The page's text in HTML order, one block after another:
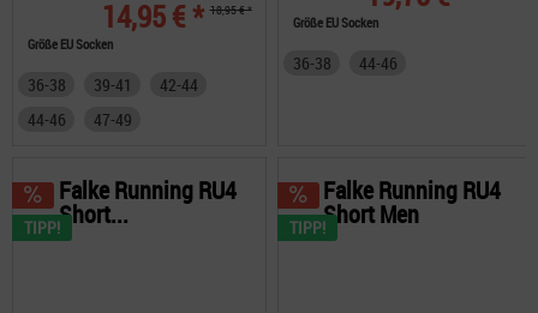
14,95 € * 18,95 € *
Größe EU Socken
36-38 39-41
42-44
44-46
47-49
Größe EU Socken
36-38 44-46
TIPP!
Falke Running RU4
Short... TIPP!
Falke Running RU4
Short Men